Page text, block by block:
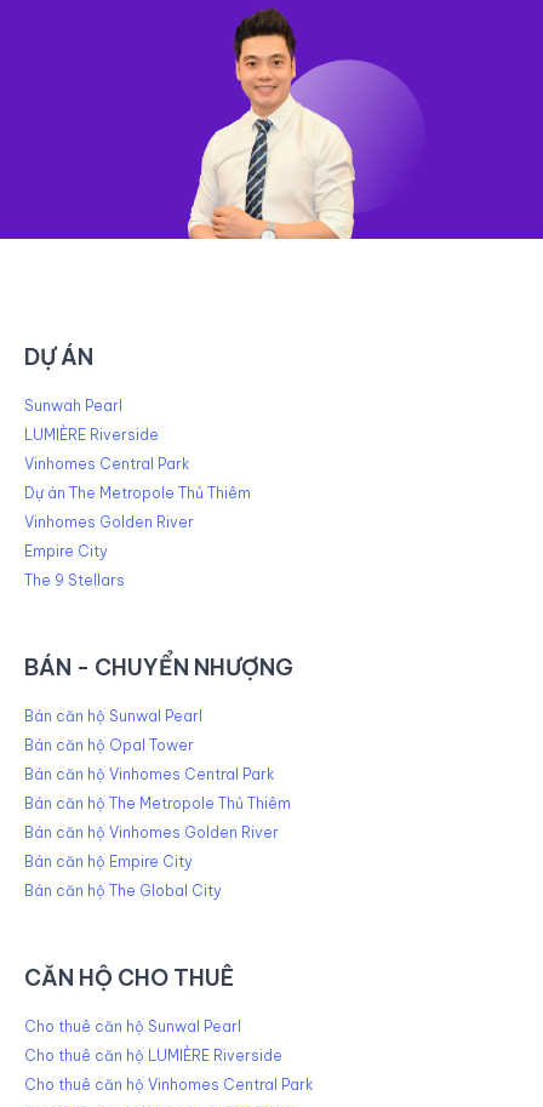
DỰ ÁN
Sunwah Pearl
LUMIÈRE Riverside
Vinhomes Central Park
Dự án The Metropole Thủ Thiêm
Vinhomes Golden River
Empire City
The 9 Stellars
BÁN - CHUYỂN NHƯỢNG
Bán căn hộ Sunwal Pearl
Bán căn hộ Opal Tower
Bán căn hộ Vinhomes Central Park
Bán căn hộ The Metropole Thủ Thiêm
Bán căn hộ Vinhomes Golden River
Bán căn hộ Empire City
Bán căn hộ The Global City
CĂN HỘ CHO THUÊ
Cho thuê căn hộ Sunwal Pearl
Cho thuê căn hộ LUMIÈRE Riverside
Cho thuê căn hộ Vinhomes Central Park